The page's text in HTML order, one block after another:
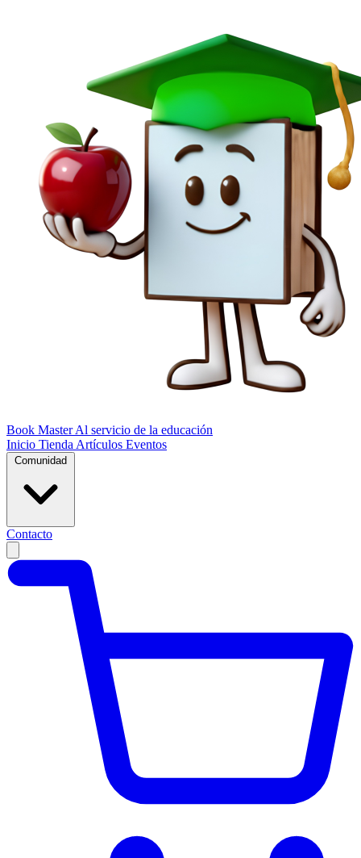
Book Master Al servicio de la educación
Inicio Tienda Artículos Eventos
Comunidad
Contacto